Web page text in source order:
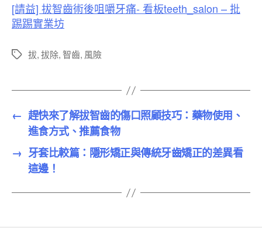
[請益] 拔智齒術後咀嚼牙痛- 看板teeth_salon – 批
踢踢實業坊
標
拔,拔除,智齒, 風險
← 趕快來了解拔智齒的傷口照顧技巧：藥物使用、
進食方式、推薦食物
→ 牙套比較篇：隱形矯正與傳統牙齒矯正的差異看
這邊！